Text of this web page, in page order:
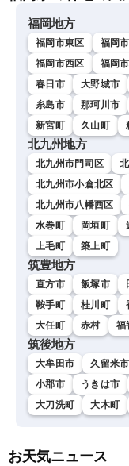
福岡地方
福岡市東区 福岡
福岡市西区
福岡
春日市
大野城市
糸島市
那珂川市
新宮町
久山町
北九州地方
北九州市門司区
北九州市小倉北区
北九州市八幡西区
水巻町
岡垣町
上毛町
築上町
筑豊地方
直方市 飯塚市
鞍手町
桂川町
大任町
赤村 福
筑後地方
大牟田市 久留米市
小郡市
うきは市
大刀洗町
大木町
お天気ニュース